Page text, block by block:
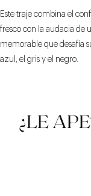
Este traje combina el
fresco con la audacia de
memorable que desafía
azul, el gris y el negro.
¿LE